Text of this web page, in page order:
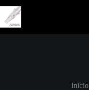
contenido
Inicio